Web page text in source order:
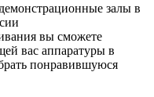
залы в
вы сможете
вас аппаратуры в
понравившуюся